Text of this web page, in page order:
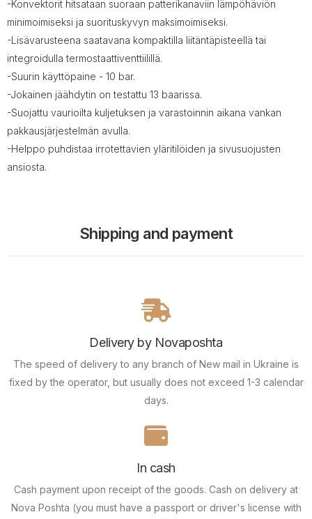
-Konvektorit hitsataan suoraan patterikanaviin lämpöhäviön
minimoimiseksi ja suorituskyvyn maksimoimiseksi.
-Lisävarusteena saatavana kompaktilla liitäntäpisteellä tai
integroidulla termostaattiventtiilillä.
-Suurin käyttöpaine - 10 bar.
-Jokainen jäähdytin on testattu 13 baarissa.
-Suojattu vaurioilta kuljetuksen ja varastoinnin aikana vankan
pakkausjärjestelmän avulla.
-Helppo puhdistaa irrotettavien yläritilöiden ja sivusuojusten
ansiosta.
Shipping and payment
Delivery by Novaposhta
The speed of delivery to any branch of New mail in Ukraine is
fixed by the operator, but usually does not exceed 1-3 calendar
days.
In cash
Cash payment upon receipt of the goods. Cash on delivery at
Nova Poshta (you must have a passport or driver's license with